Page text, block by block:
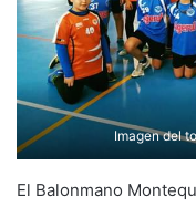
Imagen del
El Balonmano